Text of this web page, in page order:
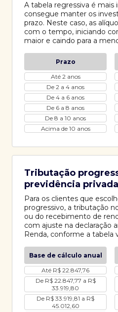
A tabela regressiva é mais
consegue manter os
prazo. Neste caso, as
com o tempo, iniciando
maior e caindo para a
Prazo
Até 2 anos
De 2 a 4 anos
De 4 a 6 anos
De 6 a 8 anos
De 8 a 10 anos
Acima de 10 anos
Tributação
previdência privada
Para os clientes que
progressivo, a tributação
ou do recebimento de
com ajuste na declaração
Renda, conforme a tabela
Base de cálculo anual
Até R$ 22.847,76
De R$ 22.847,77 a R$
33.919,80
De R$ 33.919,81 a R$
45.012,60